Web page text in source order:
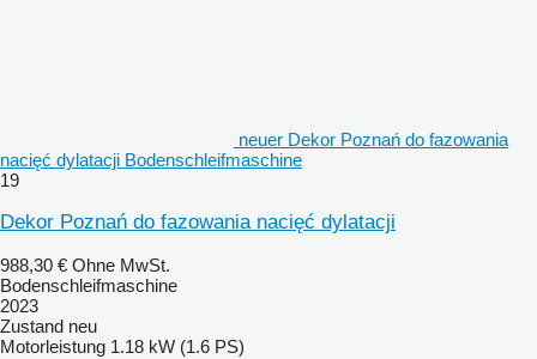
neuer Dekor Poznań do fazowania
nacięć dylatacji Bodenschleifmaschine
19
Dekor Poznań do fazowania nacięć dylatacji
988,30 € Ohne MwSt.
Bodenschleifmaschine
2023
Zustand neu
Motorleistung 1.18 kW (1.6 PS)